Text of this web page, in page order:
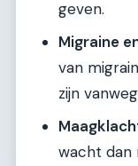
geven.
Migraine
van
zijn
wacht dan